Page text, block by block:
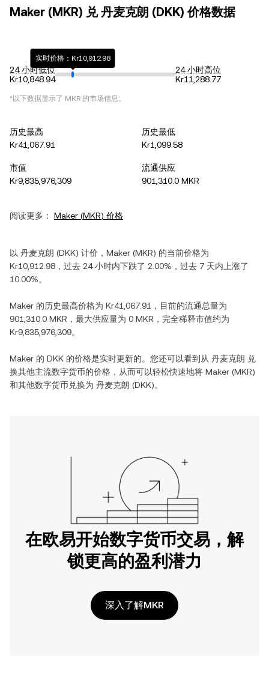
Maker (MKR) 兑 丹麦克朗 (DKK) 价格数据
24 小时低位
Kr10,848.94
实时价格：Kr10,912.98
24 小时高位
Kr11,288.77
*以下数据显示了 MKR 的市场信息。
历史最高
Kr41,067.91
历史最低
Kr1,099.58
市值
Kr9,835,976,309
流通供应
901,310.0 MKR
阅读更多： Maker (MKR) 价格
以 丹麦克朗 (DKK) 计价， Maker (MKR) 的当前价格为
Kr10,912.98 ，过去 24 小时内下跌了 2.00% ，过去 7 天内 上涨了
10.00%。
Maker 的历史最高价格为 Kr41,067.91 ，目前的流通总量为
901,310.0 MKR ，最大供应量为 0 MKR ，完全稀释市值约为
Kr9,835,976,309。
Maker 的 DKK 的价格是实时更新的。您还可以看到从 丹麦克朗 兑
换其他主流数字货币的价格，从而可以轻松快速地将 Maker (MKR)
和其他数字货币兑换为 丹麦克朗 (DKK)。
在欧易开始数字货币交易，解
锁更高的盈利潜力
深入了解MKR